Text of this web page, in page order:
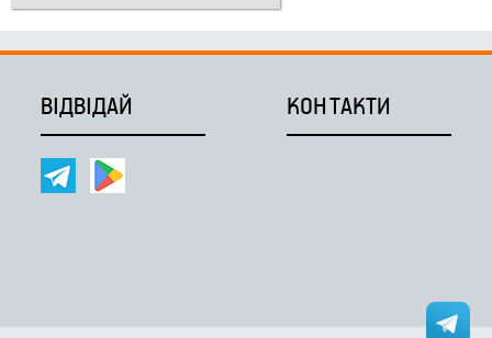
ВІДВІДАЙ КОНТАКТИ